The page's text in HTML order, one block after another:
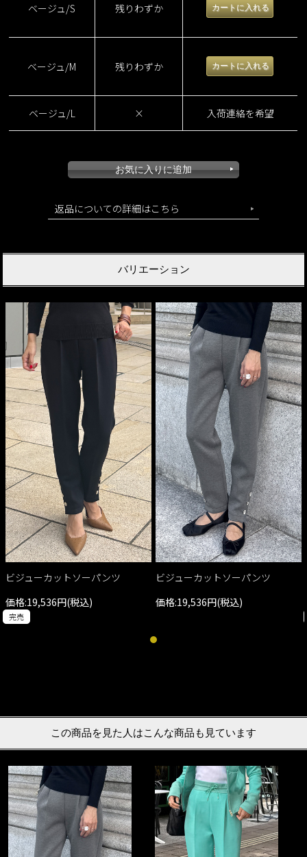
ベージュ/S 残りわずか
ベージュ/M 残りわずか
ベージュ/L × 入荷連絡を希望
返品についての詳細はこちら
バリエーション
ビジューカットソーパンツ
価格:19,536円(税込)
完売
ビジューカットソーパンツ
価格:19,536円(税込)
この商品を見た人はこんな商品も見ています